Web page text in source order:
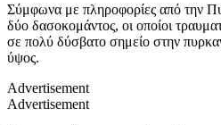
Σύμφωνα με πληροφορίες από την
δύο δασοκομάντος, οι οποίοι
σε πολύ δύσβατο σημείο στην
ύψος.
Advertisement
Advertisement